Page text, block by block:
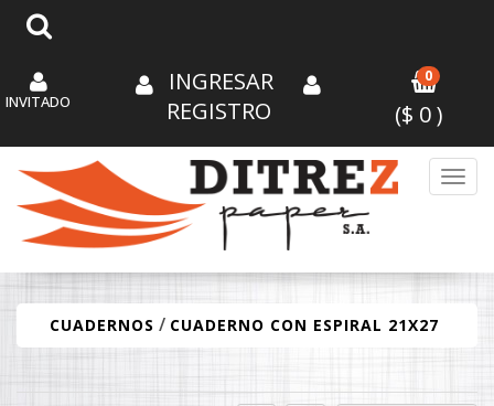
INVITADO
INGRESAR
REGISTRO
0
($ 0)
CUADERNOS / CUADERNO CON ESPIRAL 21X27